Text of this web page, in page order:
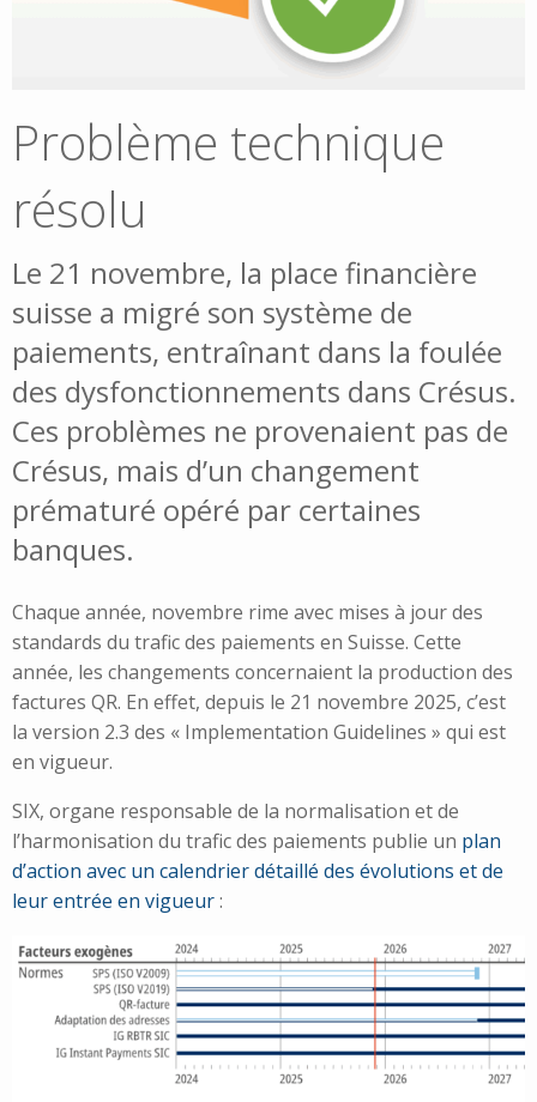
Problème technique
résolu
Le 21 novembre, la place financière
suisse a migré son système de
paiements, entraînant dans la foulée
des dysfonctionnements dans Crésus.
Ces problèmes ne provenaient pas de
Crésus, mais d’un changement
prématuré opéré par certaines
banques.
Chaque année, novembre rime avec mises à jour des
standards du trafic des paiements en Suisse. Cette
année, les changements concernaient la production des
factures QR. En effet, depuis le 21 novembre 2025, c’est
la version 2.3 des « Implementation Guidelines » qui est
en vigueur.
SIX, organe responsable de la normalisation et de
l’harmonisation du trafic des paiements publie un plan
d’action avec un calendrier détaillé des évolutions et de
leur entrée en vigueur: